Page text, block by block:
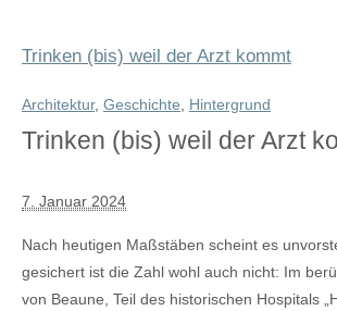
Trinken (bis) weil der Arzt kommt
Architektur, Geschichte, Hintergrund
Trinken (bis) weil der Arzt
7. Januar 2024
Nach heutigen Maßstäben scheint es
gesichert ist die Zahl wohl auch nicht: Im
von Beaune, Teil des historischen Hospitals